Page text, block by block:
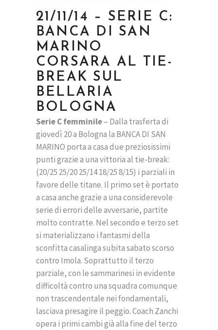
21/11/14 – SERIE C:
BANCA DI SAN
MARINO
CORSARA AL TIE-
BREAK SUL
BELLARIA
BOLOGNA
Serie C femminile– Dalla trasferta di
giovedì 20 a Bologna la BANCA DI SAN
MARINO porta a casa due preziosissimi
punti grazie a una vittoria al tie-break:
(20/25 25/20 25/14 18/25 8/15) i parziali in
favore delle titane. Il primo set è portato
a casa anche grazie a una considerevole
serie di errori delle avversarie, partite
molto contratte. Nel secondo e terzo set
si materializzano i fantasmi della
sconfitta casalinga subita sabato scorso
contro Imola. Soprattutto il terzo
parziale, con le sammarinesi in evidente
difficoltà contro una squadra comunque
non trascendentale nei fondamentali,
lasciava presagire il peggio. Coach Zanchi
opera i primi cambi già alla fine del terzo